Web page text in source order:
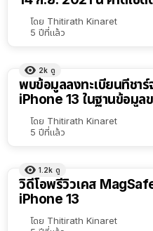
โดย Thitirath Kinaret
5 ปีที่แล้ว
2k ดู
พบข้อมูลลงทะเบียนที่ชา
iPhone 13 ในฐานข้อมูล
โดย Thitirath Kinaret
5 ปีที่แล้ว
1.2k ดู
วิดีโอพรีวิวเคส
iPhone 13
โดย Thitirath Kinaret